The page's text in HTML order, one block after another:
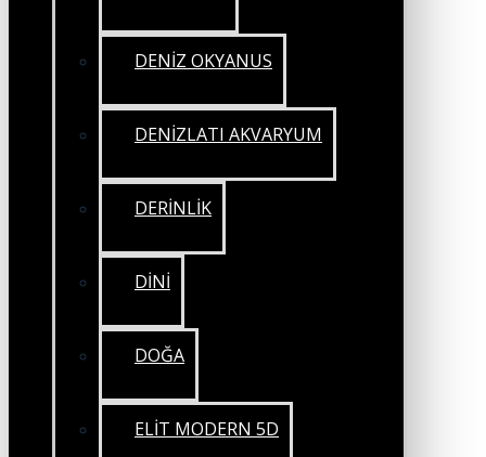
DENİZ OKYANUS
DENİZLATI AKVARYUM
DERİNLİK
DİNİ
DOĞA
ELİT MODERN 5D